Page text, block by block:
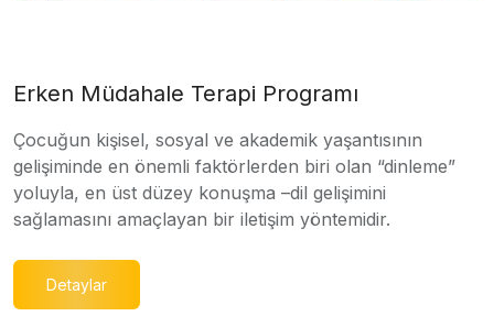
Erken Müdahale Terapi Programı
Çocuğun kişisel, sosyal ve akademik yaşantısının
gelişiminde en önemli faktörlerden biri olan “dinleme”
yoluyla, en üst düzey konuşma –dil gelişimini
sağlamasını amaçlayan bir iletişim yöntemidir.
Detaylar